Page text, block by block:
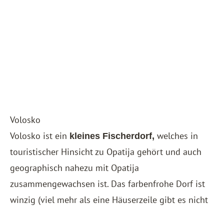
Volosko
Volosko ist ein kleines Fischerdorf, welches in
touristischer Hinsicht zu Opatija gehört und auch
geographisch nahezu mit Opatija
zusammengewachsen ist. Das farbenfrohe Dorf ist
winzig (viel mehr als eine Häuserzeile gibt es nicht